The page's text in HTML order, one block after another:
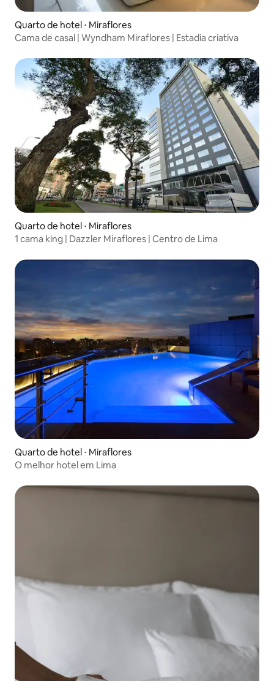
Quarto de hotel ⋅ Miraflores
Cama de casal | Wyndham Miraflores | Estadia criativa
Quarto de hotel ⋅ Miraflores
1 cama king | Dazzler Miraflores | Centro de Lima
Quarto de hotel ⋅ Miraflores
O melhor hotel em Lima